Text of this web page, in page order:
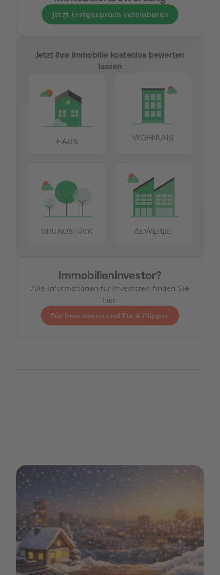
Jetzt Erstgespräch vereinbaren
Jetzt Ihre Immobilie kostenlos bewerten
lassen
HAUS WOHNUNG
GRUNDSTÜCK GEWERBE
Immobilieninvestor?
Alle Informationen für Investoren finden Sie
hier:
Für Investoren und Fix & Flipper